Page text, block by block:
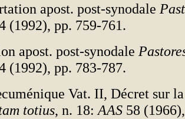
apost. post-synodale
(1992), pp. 759-761.
apost. post-synodale
(1992), pp. 783-787.
Vat. II, Décret sur
totius, n. 18: AAS 58